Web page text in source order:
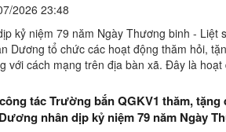
2026 23:48
kỷ niệm 79 năm Ngày Thương binh - Liệt
Dương tổ chức các hoạt động thăm hỏi,
với cách mạng trên địa bàn xã. Đây là
tác Trường bắn QGKV1 thăm,
nhân dịp kỷ niệm 79 năm Ngày